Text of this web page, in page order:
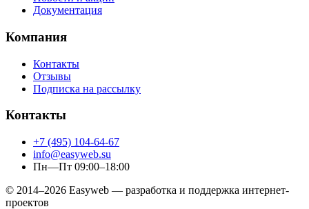
Документация
Компания
Контакты
Отзывы
Подписка на рассылку
Контакты
+7 (495) 104-64-67
info@easyweb.su
Пн—Пт 09:00–18:00
© 2014–2026 Easyweb — разработка и поддержка интернет-
проектов